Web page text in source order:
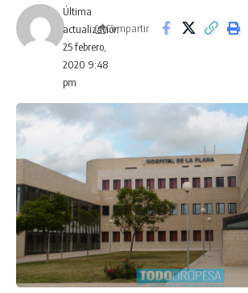
Última
actualización
25 febrero,
2020 9:48
pm
Compartir